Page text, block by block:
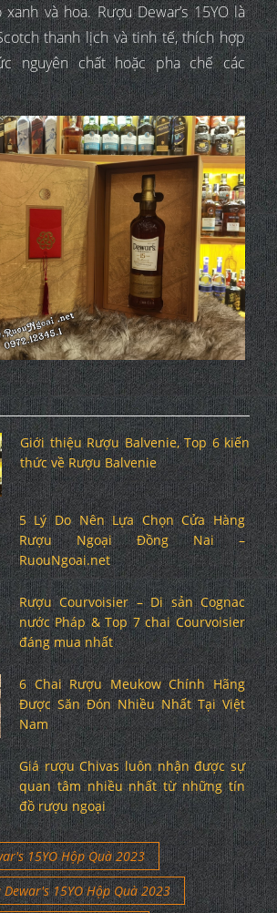
và hoa. Rượu Dewar’s 15YO là
thanh lịch và tinh tế, thích hợp
nguyên chất hoặc pha chế các
Giới thiệu Rượu Balvenie, Top 6 kiến
thức về Rượu Balvenie
5 Lý Do Nên Lựa Chọn Cửa Hàng
Rượu Ngoại Đồng Nai –
RuouNgoai.net
Rượu Courvoisier – Di sản Cognac
nước Pháp & Top 7 chai Courvoisier
đáng mua nhất
6 Chai Rượu Meukow Chính Hãng
Được Săn Đón Nhiều Nhất Tại Việt
Nam
Giá rượu Chivas luôn nhận được sự
quan tâm nhiều nhất từ những tín
đồ rượu ngoại
15YO Hộp Quà 2023
15YO Hộp Quà 2023